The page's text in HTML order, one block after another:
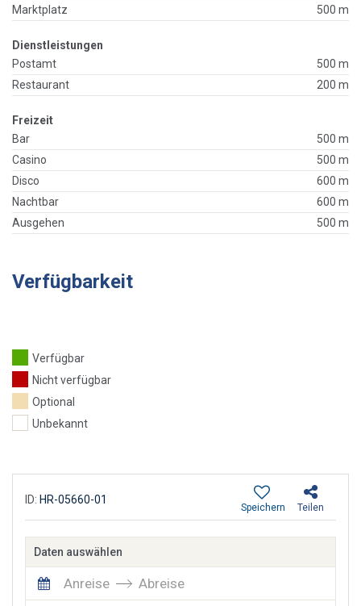
Marktplatz
500 m
Dienstleistungen
Postamt
500 m
Restaurant
200 m
Freizeit
Bar
500 m
Casino
500 m
Disco
600 m
Nachtbar
600 m
Ausgehen
500 m
Verfügbarkeit
Verfügbar
Nicht verfügbar
Optional
Unbekannt
ID: HR-05660-01
Teilen
Speichern
Daten auswählen
Anreise
Abreise